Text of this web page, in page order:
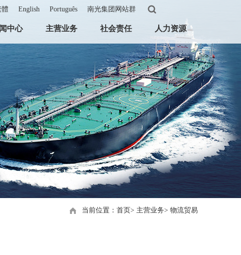
體 English Português 南光集团网站群
中心 主营业务 社会责任 人力资源
当前位置：首页> 主营业务> 物流贸易